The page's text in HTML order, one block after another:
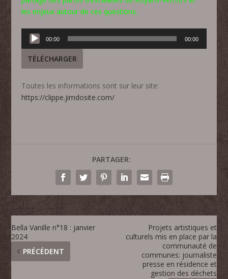
les enjeux autour de ces questions.
Lecteur
audio
00:00 00:00
TÉLÉCHARGER
Toutes les informations sont sur leur site:
https://clippe.jimdosite.com/
PARTAGER:
Bella Vanille n°18 : janvier
2024
PRÉCÉDENT
Projets artistiques et
culturels mis en place par la
communauté de
communes: journaliste
presse en résidence et
gestion des déchets